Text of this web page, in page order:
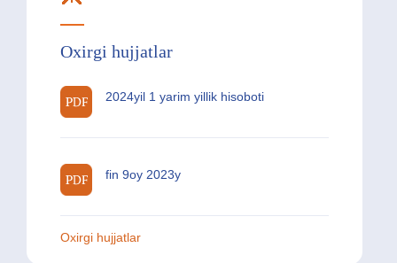
Oxirgi hujjatlar
2024yil 1 yarim yillik hisoboti
fin 9oy 2023y
Oxirgi hujjatlar